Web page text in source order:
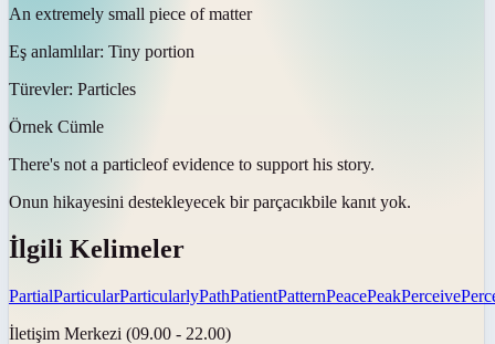
An extremely small piece of matter
Eş anlamlılar: Tiny portion
Türevler: Particles
Örnek Cümle
There's not a particleof evidence to support his story.
Onun hikayesini destekleyecek bir parçacıkbile kanıt yok.
İlgili Kelimeler
PartialParticularParticularlyPathPatientPatternPeacePeakPerceive
İletişim Merkezi (09.00 - 22.00)